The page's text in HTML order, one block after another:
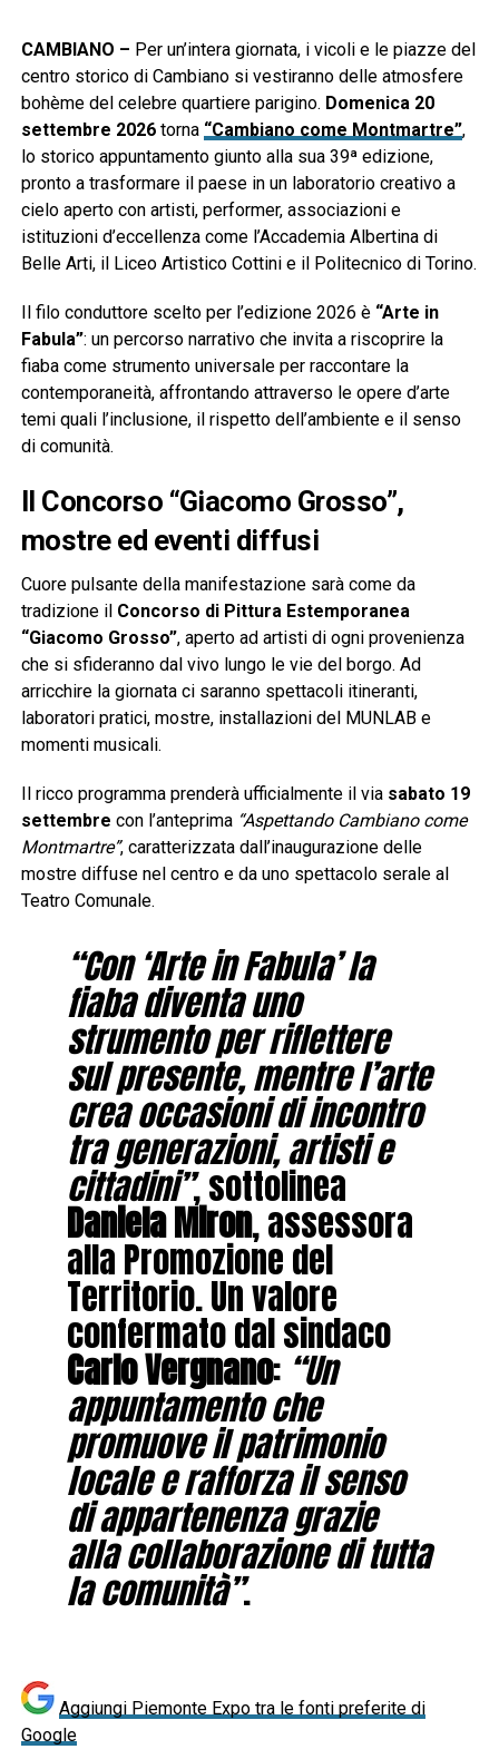
CAMBIANO – Per un’intera giornata, i vicoli e le piazze del
centro storico di Cambiano si vestiranno delle atmosfere
bohème del celebre quartiere parigino. Domenica 20
settembre 2026torna “Cambiano come Montmartre”,
lo storico appuntamento giunto alla sua 39ª edizione,
pronto a trasformare il paese in un laboratorio creativo a
cielo aperto con artisti, performer, associazioni e
istituzioni d’eccellenza come l’Accademia Albertina di
Belle Arti, il Liceo Artistico Cottini e il Politecnico di Torino.
Il filo conduttore scelto per l’edizione 2026 è “Arte in
Fabula”: un percorso narrativo che invita a riscoprire la
fiaba come strumento universale per raccontare la
contemporaneità, affrontando attraverso le opere d’arte
temi quali l’inclusione, il rispetto dell’ambiente e il senso
di comunità.
Il Concorso “Giacomo Grosso”,
mostre ed eventi diffusi
Cuore pulsante della manifestazione sarà come da
tradizione il Concorso di Pittura Estemporanea
“Giacomo Grosso”, aperto ad artisti di ogni provenienza
che si sfideranno dal vivo lungo le vie del borgo. Ad
arricchire la giornata ci saranno spettacoli itineranti,
laboratori pratici, mostre, installazioni del MUNLAB e
momenti musicali.
Il ricco programma prenderà ufficialmente il via sabato 19
settembre con l’anteprima “Aspettando Cambiano come
Montmartre”, caratterizzata dall’inaugurazione delle
mostre diffuse nel centro e da uno spettacolo serale al
Teatro Comunale.
“Con ‘Arte in Fabula’ la
fiaba diventa uno
strumento per riflettere
sul presente, mentre l’arte
crea occasioni di incontro
tra generazioni, artisti e
cittadini”, sottolinea
Daniela Miron, assessora
alla Promozione del
Territorio. Un valore
confermato dal sindaco
Carlo Vergnano: “Un
appuntamento che
promuove il patrimonio
locale e rafforza il senso
di appartenenza grazie
alla collaborazione di tutta
la comunità”.
Aggiungi Piemonte Expo tra le fonti preferite di
Google